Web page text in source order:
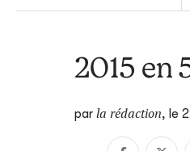
2015 en
par la rédaction, le